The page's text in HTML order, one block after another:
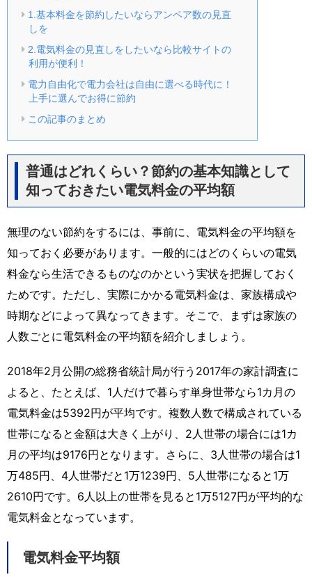
1.基本料金を節約したいならアンペア数の見直
しを
2.電気料金の見直しをしたいなら比較サイトの
利用が便利！
電力自由化で電力会社は自由に選べる時代に！
上手に選んでお得に節約
この記事のまとめ
普通はどれくらい？節約の基本知識として
知っておきたい電気料金の平均額
無理のない節約をするには、事前に、電気料金の平均額を
知っておく必要があります。一般的にはどのくらいの電気
料金なら生活できるものなのかという実状を把握しておく
ためです。ただし、実際にかかる電気料金は、家族構成や
時期などによって異なってきます。そこで、まずは家族の
人数ごとに電気料金の平均額を紹介しましょう。
2018年2月公開の総務省統計局が行う2017年の家計調査に
よると、たとえば、1人だけで暮らす単身世帯なら1カ月の
電気料金は5392円が平均です。複数人数で構成されている
世帯になると金額は大きく上がり、2人世帯の場合には1カ
月の平均は9176円となります。さらに、3人世帯の場合は1
万485円、4人世帯だと1万1239円、5人世帯になると1万
2610円です。6人以上の世帯を見ると1万5127円が平均的な
電気料金となっています。
電気料金平均額